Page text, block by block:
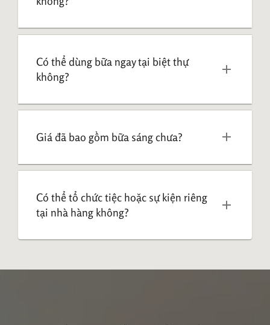
Có thể dùng bữa ngay tại biệt thự
không?
Giá đã bao gồm bữa sáng chưa?
Có thể tổ chức tiệc hoặc sự kiện riêng
tại nhà hàng không?